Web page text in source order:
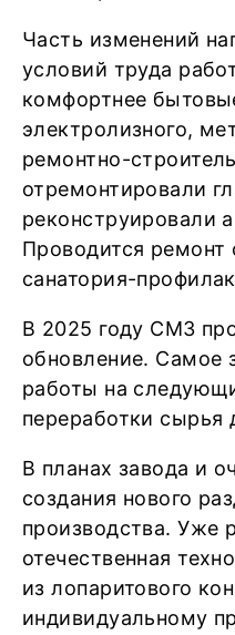
Часть изменений
условий труда
комфортнее
электролизного,
ремонтно-
отремонтировали
реконструировали
Проводится ремонт
санатория-
В 2025 году СМЗ
обновление. Самое
работы на
переработки
В планах завода и
создания нового
производства. Уже
отечественная
из лопаритового
индивидуальному